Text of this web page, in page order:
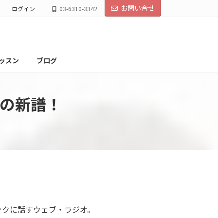
ログイン 03-6310-3342 お問い合せ
スン ブログ
新譜！
に話すウェブ・ラジオ。